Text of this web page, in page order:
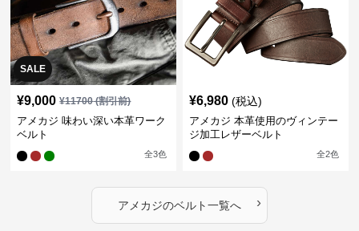
SALE
¥9,000 ¥11700(割引前)
アメカジ 味わい深い本革ワーク
ベルト
全3色
¥6,980 (税込)
アメカジ 本革使用のヴィンテー
ジ加工レザーベルト
全2色
アメカジのベルト一覧へ ›